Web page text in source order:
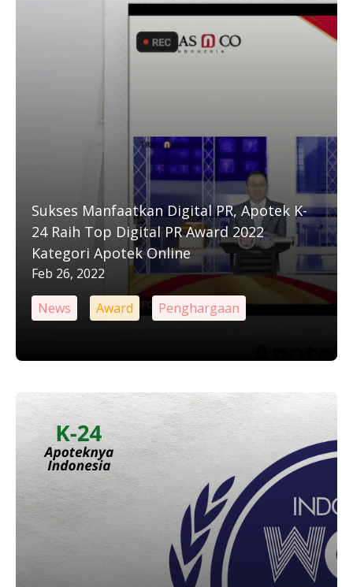
Sukses Manfaatkan Digital PR, Apotek K-
24 Raih Top Digital PR Award 2022
Kategori Apotek Online
Feb 26, 2022
News
Award Penghargaan